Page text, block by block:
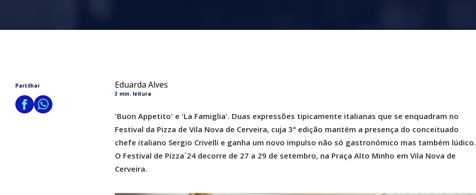
Partilhar Eduarda Alves
3 min. leitura
'Buon Appetito' e 'La Famiglia'. Duas expressões tipicamente italianas que se enquadram no
Festival da Pizza de Vila Nova de Cerveira, cuja 3ª edição mantém a presença do conceituado
chefe italiano Sergio Crivelli e ganha um novo impulso não só gastronómico mas também lúdico.
O Festival de Pizza´24 decorre de 27 a 29 de setembro, na Praça Alto Minho em Vila Nova de
Cerveira.